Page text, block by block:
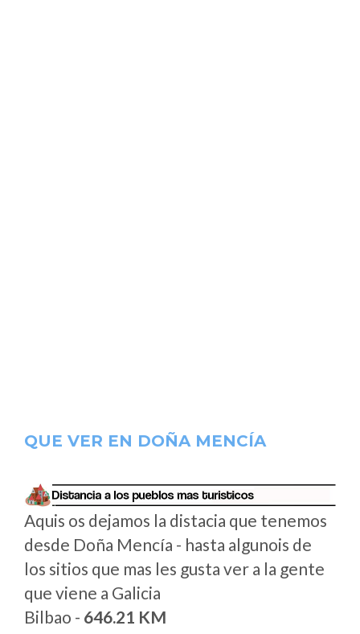
QUE VER EN DOÑA MENCÍA
Aquis os dejamos la distacia que tenemos
desde Doña Mencía - hasta algunois de
los sitios que mas les gusta ver a la gente
que viene a Galicia
Bilbao - 646.21 KM